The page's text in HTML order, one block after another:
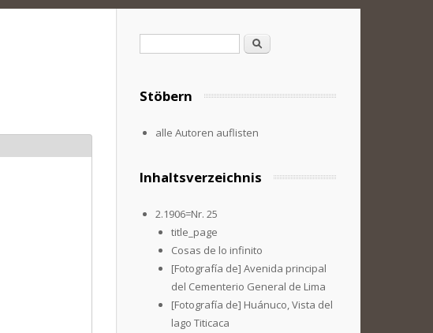
Search
Stöbern
alle Autoren auflisten
Inhaltsverzeichnis
2.1906=Nr. 25
title_page
Cosas de lo infinito
[Fotografía de] Avenida principal
del Cementerio General de Lima
[Fotografía de] Huánuco, Vista del
lago Titicaca